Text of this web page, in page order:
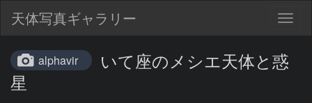
天体写真ギャラリー
alphavir
いて座のメシエ天体と惑
星